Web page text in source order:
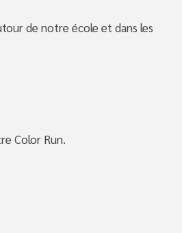
de notre école et dans les
Color Run.